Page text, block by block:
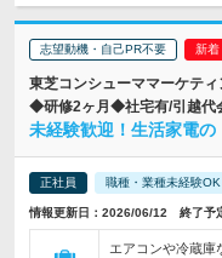
志望動機・自己PR不要
東芝コンシューママーケテ
◆研修2ヶ月◆社宅有/引越代
未経験歓迎！生活家電
正社員 職種・業種未経験OK
情報更新日：2026/06/12 終了予
エアコンや冷蔵庫